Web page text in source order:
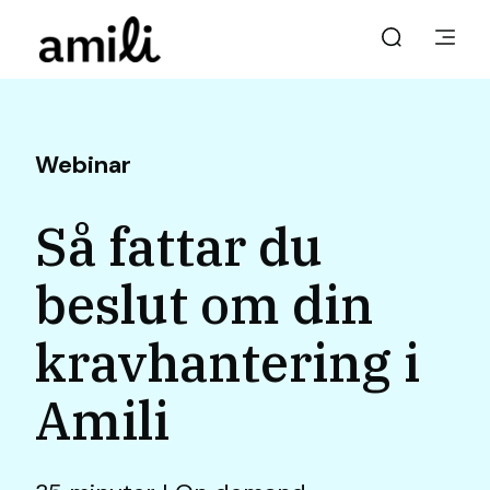
Webinar
Så fattar du
beslut om din
kravhantering i
Amili